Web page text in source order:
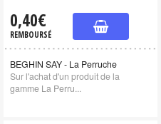
0,40€
REMBOURSÉ
BEGHIN SAY - La Perruche
Sur l'achat d'un produit de la
gamme La Perru...